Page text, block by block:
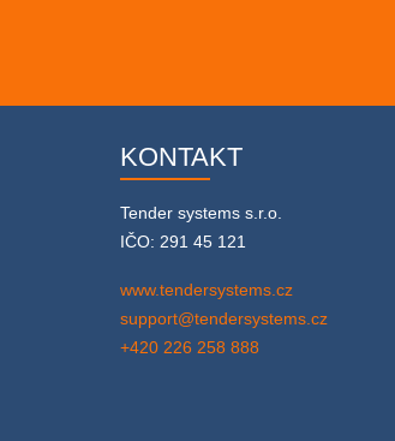
KONTAKT
Tender systems s.r.o.
IČO: 291 45 121
www.tendersystems.cz
support@tendersystems.cz
+420 226 258 888